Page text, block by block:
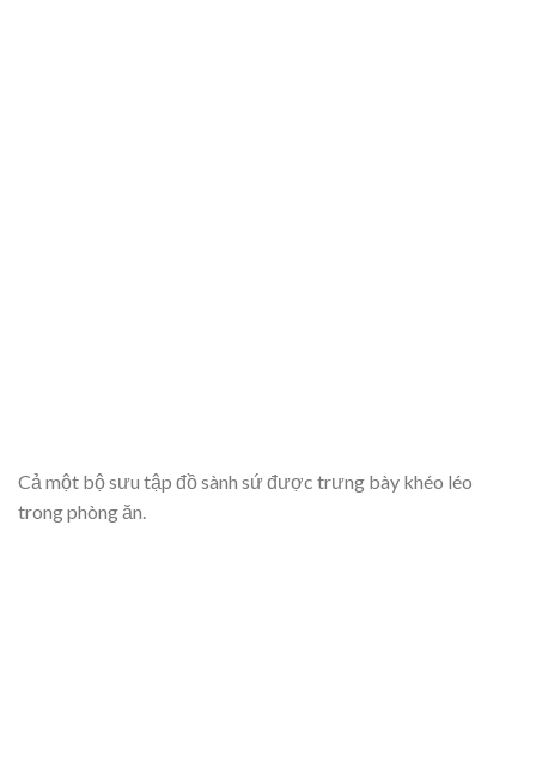
Cả một bộ sưu tập đồ sành sứ được trưng bày khéo léo
trong phòng ăn.